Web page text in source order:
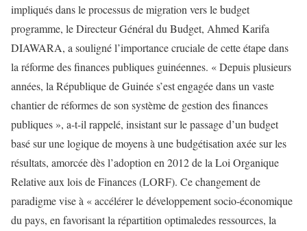
impliqués dans le processus de migration vers le budget
programme, le Directeur Général du Budget, Ahmed Karifa
DIAWARA, a souligné l’importance cruciale de cette étape dans
la réforme des finances publiques guinéennes. « Depuis plusieurs
années, la République de Guinée s’est engagée dans un vaste
chantier de réformes de son système de gestion des finances
publiques », a-t-il rappelé, insistant sur le passage d’un budget
basé sur une logique de moyens à une budgétisation axée sur les
résultats, amorcée dès l’adoption en 2012 de la Loi Organique
Relative aux lois de Finances (LORF). Ce changement de
paradigme vise à « accélérer le développement socio-économique
du pays, en favorisant la répartition optimaledes ressources, la